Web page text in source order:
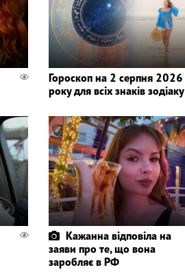
Гороскоп на 2 серпня 2026
року для всіх знаків зодіаку
Кажанна відповіла на
заяви про те, що вона
заробляє в РФ